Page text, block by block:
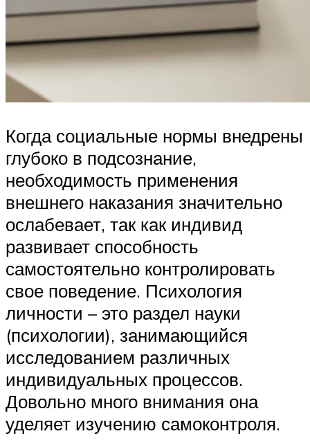
Когда социальные нормы внедрены
глубоко в подсознание,
необходимость применения
внешнего наказания значительно
ослабевает, так как индивид
развивает способность
самостоятельно контролировать
свое поведение. Психология
личности – это раздел науки
(психологии), занимающийся
исследованием различных
индивидуальных процессов.
Довольно много внимания она
уделяет изучению самоконтроля.